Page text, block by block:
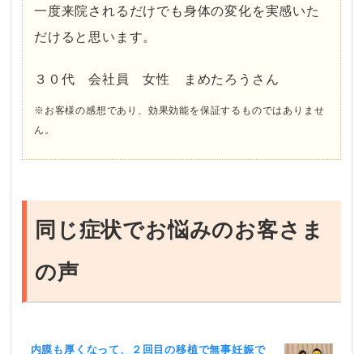
一度来院されるだけでも身体の変化を実感いた
だけると思います。
３０代 会社員 女性 まめたろうさん
※お客様の感想であり、効果効能を保証するものではありませ
ん。
同じ症状でお悩みのお客さま
の声
内膜も厚くなって、２回目の移植で無事妊娠で